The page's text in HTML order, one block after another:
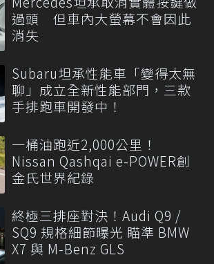
過頭 但車內大螢幕不會因此
消失
Subaru坦承性能車「變得太無
聊」成立全新性能部門，三款
手排跑車開發中！
一桶油跑近2,000公里！
Nissan Qashqai e-POWER創
金氏世界紀錄
終極三排座對決！Audi Q9 /
SQ9 規格細節曝光 瞄準 BMW
X7 與 M-Benz GLS